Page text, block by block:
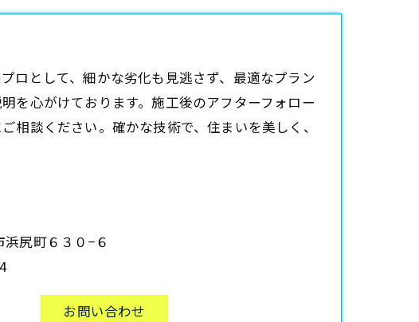
ロとして、細かな劣化も見逃さず、最適なプラン
を心がけております。施工後のアフターフォロー
相談ください。確かな技術で、住まいを美しく、
尻町６３０−６
お問い合わせ